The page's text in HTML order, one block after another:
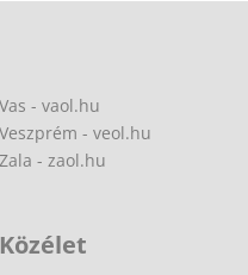
Vas - vaol.hu
Veszprém - veol.hu
Zala - zaol.hu
Közélet